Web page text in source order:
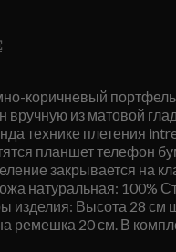
коричневый
вручную из матовой
технике плетения
планшет телефон
закрывается на
натуральная: 100%
изделия: Высота 28 см
ремешка 20 см. В